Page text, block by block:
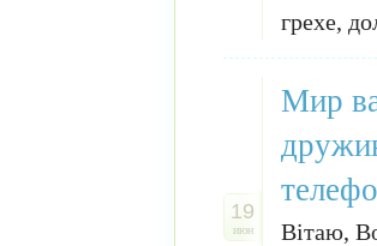
грехе,
19
июн
Мир
Вітаю,